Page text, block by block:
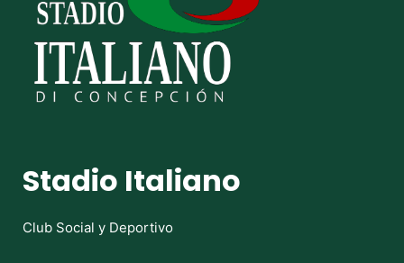
Stadio Italiano
Club Social y Deportivo